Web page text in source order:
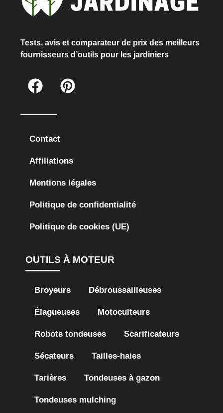
Tests, avis et comparateur de prix des meilleurs
fournisseurs d’outils pour les jardiniers
Contact
Affiliations
Mentions légales
Politique de confidentialité
Politique de cookies (UE)
OUTILS À MOTEUR
Broyeurs Débroussailleuses
Élagueuses Motoculteurs
Robots tondeuses Scarificateurs
Sécateurs Tailles-haies
Tarières Tondeuses à gazon
Tondeuses mulching